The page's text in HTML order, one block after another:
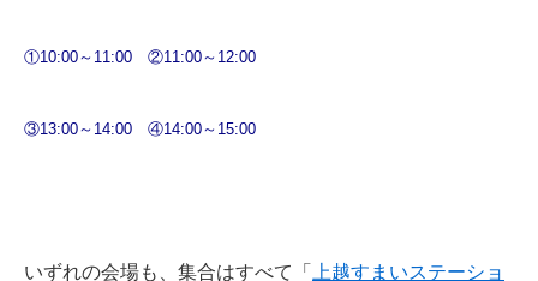
①10:00～11:00 ②11:00～12:00
③13:00～14:00 ④14:00～15:00
いずれの会場も、集合はすべて「
上越すまいステーショ